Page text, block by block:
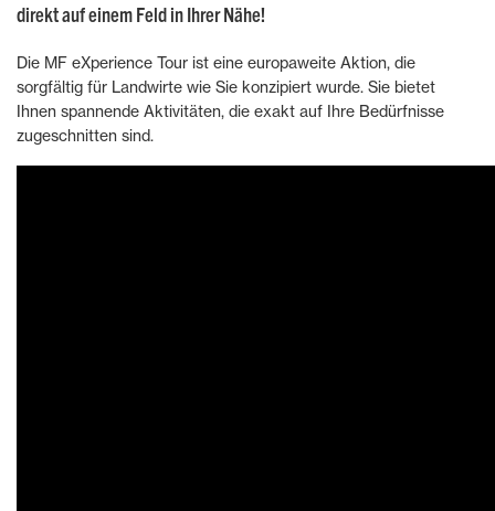
direkt auf einem Feld in Ihrer Nähe!
Die MF eXperience Tour ist eine europaweite Aktion, die
sorgfältig für Landwirte wie Sie konzipiert wurde. Sie bietet
Ihnen spannende Aktivitäten, die exakt auf Ihre Bedürfnisse
zugeschnitten sind.